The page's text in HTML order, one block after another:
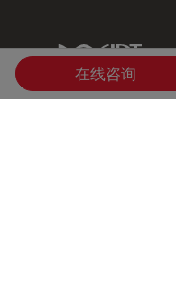
IDT Link
在线咨询